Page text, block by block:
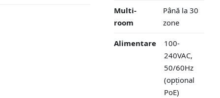
Multi-
room
Până la 30
zone
Alimentare
100-
240VAC,
50/60Hz
(opțional
PoE)